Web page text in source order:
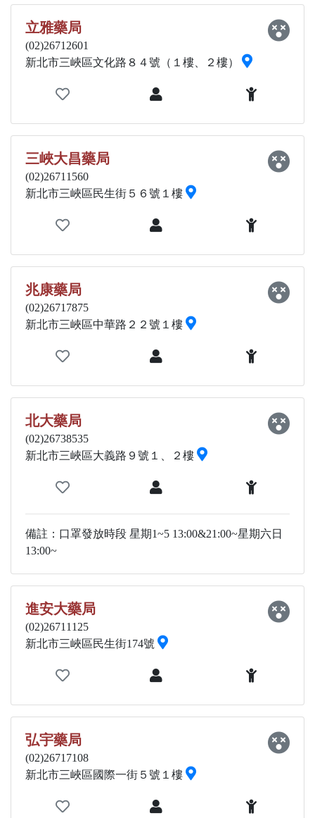
立雅藥局
(02)26712601
新北市三峽區文化路８４號（１樓、２樓）
三峽大昌藥局
(02)26711560
新北市三峽區民生街５６號１樓
兆康藥局
(02)26717875
新北市三峽區中華路２２號１樓
北大藥局
(02)26738535
新北市三峽區大義路９號１、２樓
備註：口罩發放時段 星期1~5 13:00&21:00~星期六日
13:00~
進安大藥局
(02)26711125
新北市三峽區民生街174號
弘宇藥局
(02)26717108
新北市三峽區國際一街５號１樓